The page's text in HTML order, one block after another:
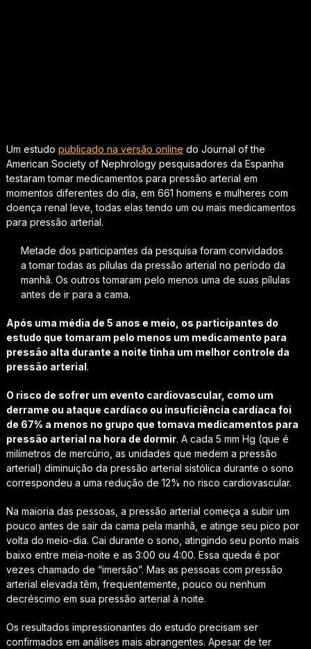
Um estudo publicado na versão online do Journal of the
American Society of Nephrologypesquisadores da Espanha
testaram tomar medicamentos para pressão arterial em
momentos diferentes do dia, em 661 homens e mulheres com
doença renal leve, todas elas tendo um ou mais medicamentos
para pressão arterial.
Metade dos participantes da pesquisa foram convidados
a tomar todas as pílulas da pressão arterial no período da
manhã. Os outros tomaram pelo menos uma de suas pílulas
antes de ir para a cama.
Após uma média de 5 anos e meio, os participantes do
estudo que tomaram pelo menos um medicamento para
pressão alta durante a noite tinha um melhor controle da
pressão arterial.
O risco de sofrer um evento cardiovascular, como um
derrame ou ataque cardíaco ou insuficiência cardíaca foi
de 67% a menos no grupo que tomava medicamentos para
pressão arterial na hora de dormir. A cada 5 mm Hg (que é
milímetros de mercúrio, as unidades que medem a pressão
arterial) diminuição da pressão arterial sistólica durante o sono
correspondeu a uma redução de 12% no risco cardiovascular.
Na maioria das pessoas, a pressão arterial começa a subir um
pouco antes de sair da cama pela manhã, e atinge seu pico por
volta do meio-dia. Cai durante o sono, atingindo seu ponto mais
baixo entre meia-noite e as 3:00 ou 4:00. Essa queda é por
vezes chamado de “imersão”. Mas as pessoas com pressão
arterial elevada têm, frequentemente, pouco ou nenhum
decréscimo em sua pressão arterial à noite.
Os resultados impressionantes do estudo precisam ser
confirmados em análises mais abrangentes. Apesar de ter